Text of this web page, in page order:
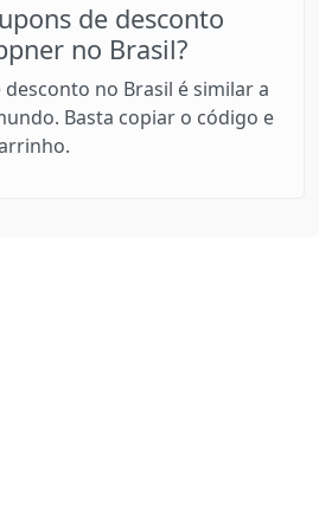
de desconto
no Brasil?
no Brasil é similar a
Basta copiar o código e